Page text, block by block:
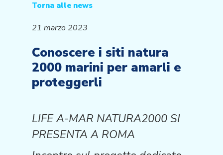
Torna alle news
21 marzo 2023
Conoscere i siti natura
2000 marini per amarli e
proteggerli
LIFE A-MAR NATURA2000 SI
PRESENTA A ROMA